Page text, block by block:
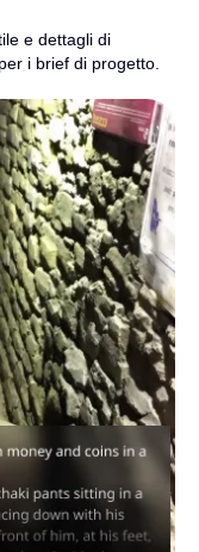
e dettagli di
i brief di progetto.